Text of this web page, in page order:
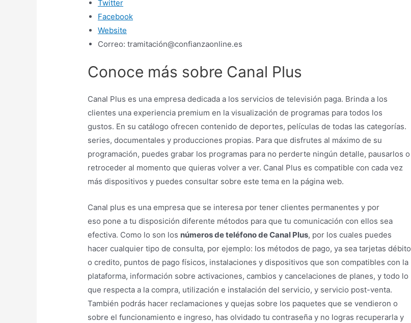
Twitter
Facebook
Website
Correo: tramitación@confianzaonline.es
Conoce más sobre Canal Plus
Canal Plus es una empresa dedicada a los servicios de televisión paga. Brinda a los
clientes una experiencia premium en la visualización de programas para todos los
gustos. En su catálogo ofrecen contenido de deportes, películas de todas las categorías.
series, documentales y producciones propias. Para que disfrutes al máximo de su
programación, puedes grabar los programas para no perderte ningún detalle, pausarlos o
retroceder al momento que quieras volver a ver. Canal Plus es compatible con cada vez
más dispositivos y puedes consultar sobre este tema en la página web.
Canal plus es una empresa que se interesa por tener clientes permanentes y por
eso pone a tu disposición diferente métodos para que tu comunicación con ellos sea
efectiva. Como lo son los números de teléfono de Canal Plus, por los cuales puedes
hacer cualquier tipo de consulta, por ejemplo: los métodos de pago, ya sea tarjetas débito
o credito, puntos de pago físicos, instalaciones y dispositivos que son compatibles con la
plataforma, información sobre activaciones, cambios y cancelaciones de planes, y todo lo
que respecta a la compra, utilización e instalación del servicio, y servicio post-venta.
También podrás hacer reclamaciones y quejas sobre los paquetes que se vendieron o
sobre el funcionamiento e ingreso, has olvidado tu contraseña y no logras recuperarla y